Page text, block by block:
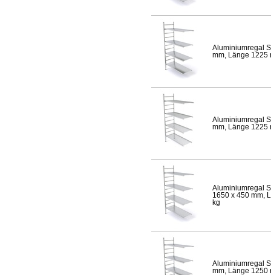
Aluminiumregal
mm, Länge 1225
Aluminiumregal
mm, Länge 1225
Aluminiumregal
1650 x 450 mm,
kg
Aluminiumregal
mm, Länge 1250